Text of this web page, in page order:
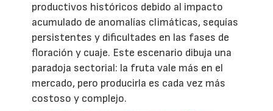
productivos históricos debido al impacto
acumulado de anomalías climáticas, sequías
persistentes y dificultades en las fases de
floración y cuaje. Este escenario dibuja una
paradoja sectorial: la fruta vale más en el
mercado, pero producirla es cada vez más
costoso y complejo.